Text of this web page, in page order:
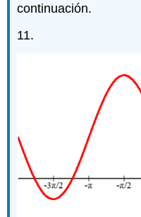
continuación.
11.